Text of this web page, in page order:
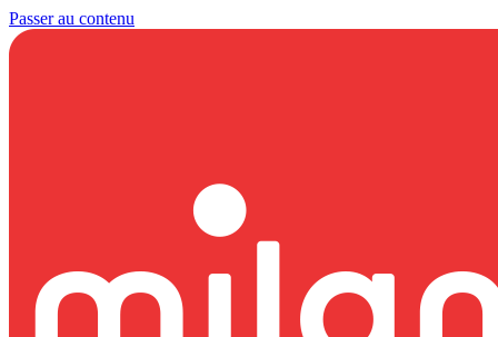
Passer au contenu